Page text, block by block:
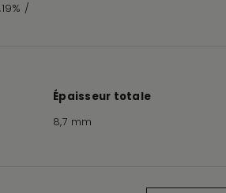
/
Épaisseur totale
8,7 mm